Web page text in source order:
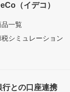
（イデコ）
品一覧
税シミュレーション
行との口座連携